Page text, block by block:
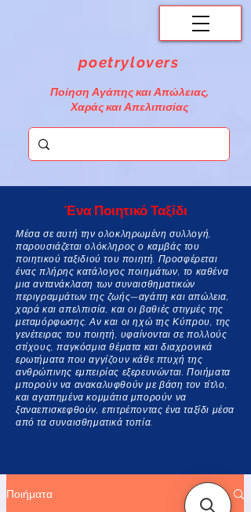
poetrylovers
Ποίηση Αγάπης και Απώλειας,
Χαράς και Απελιπισίας
Ένα Ποιητικό Ταξίδι
Μέσα σε αυτή την ολοκληρωμένη συλλογή,
παρουσιάζεται ολόκληρος ο καμβάς του
ποιητικού ταξιδιού του ποιητή. Προσφέρεται
ένας πλήρης κατάλογος ποιημάτων, το καθένα
μια αντανάκλαση των συναισθηματικών
περιγραμμάτων της ζωής—αγάπη και απώλεια,
χαρά και απελπισία, και οι βαθιές στιγμές της
μεταμόρφωσης. Αν και οι ηχώ της Κύπρου, της
γενέτειρας του ποιητή, υφαίνονται σε πολλούς
στίχους, παγκόσμια θέματα και διαχρονικά
ερωτήματα που αγγίζουν κάθε πτυχή της
ανθρώπινης εμπειρίας εξερευνώνται. Ποιήματα
μπορούν να ανακαλυφθούν με βάση τον τίτλο,
και αγαπημένα κομμάτια μπορούν να
ξαναεπισκεφθούν, επιτρέποντας ένα ταξίδι μέσα
από τα συναισθηματικά τοπία.
Ποιήματα